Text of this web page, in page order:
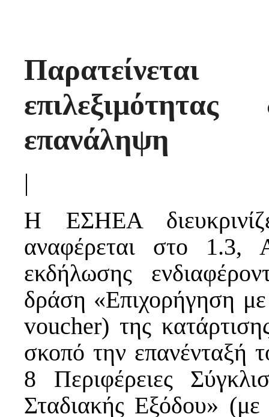
επανάληψη
|
Η ΕΣΗΕΑ
αναφέρεται στο 1.3,
εκδήλωσης
δράση «Επιχορήγηση
voucher) της
σκοπό την επανένταξή
8 Περιφέρειες
Σταδιακής Εξόδου»